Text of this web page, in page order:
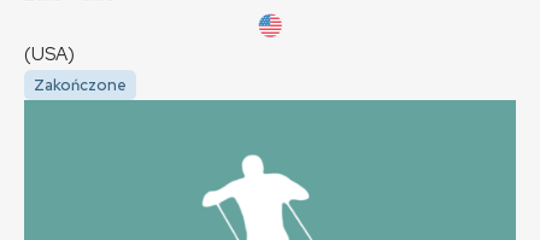
(USA)
Zakończone